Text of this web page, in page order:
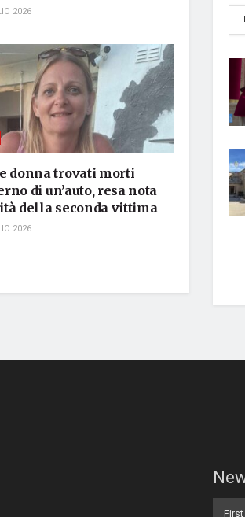
2026
donna trovati morti
di un’auto, resa nota
della seconda vittima
2026